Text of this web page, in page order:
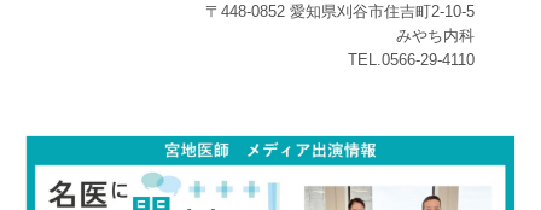
〒448-0852 愛知県刈谷市住吉町2-10-5
みやち内科
TEL.0566-29-4110